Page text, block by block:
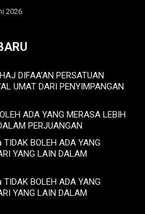
2026
DIFAA’AN PERSATUAN
UMAT DARI PENYIMPANGAN
ADA YANG MERASA LEBIH
PERJUANGAN
TIDAK BOLEH ADA YANG
YANG LAIN DALAM
TIDAK BOLEH ADA YANG
YANG LAIN DALAM